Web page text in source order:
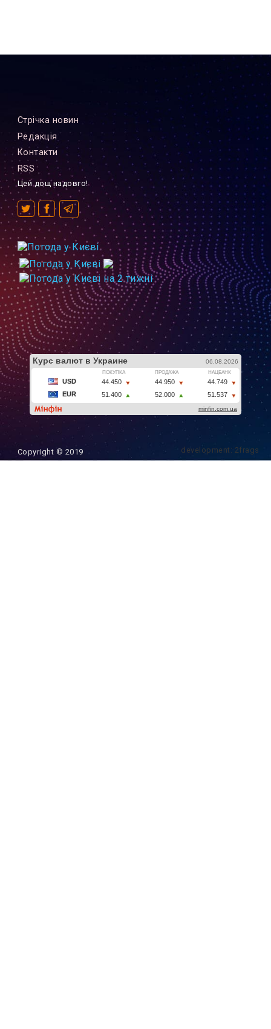
Стрiчка новин
Редакцiя
Контакти
RSS
Цей дощ надовго!
Copyright © 2019 development: 2frags